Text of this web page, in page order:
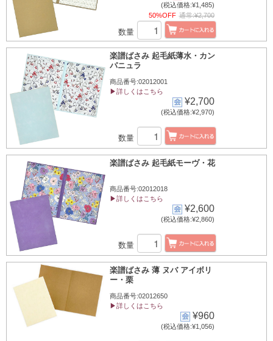
(税込価格:¥1,485)
50%OFF 通常:¥2,700
数量
楽譜ばさみ 起毛紙薄水・カン
パニュラ
商品番号:02012001
▶詳しくはこちら
¥2,700
(税込価格:¥2,970)
数量
楽譜ばさみ 起毛紙モーヴ・花
商品番号:02012018
▶詳しくはこちら
¥2,600
(税込価格:¥2,860)
数量
楽譜ばさみ 薄 ヌバ アイボリ
ー・栗
商品番号:02012650
▶詳しくはこちら
¥960
(税込価格:¥1,056)